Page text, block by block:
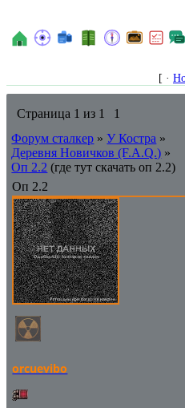
N
[ ·
Страница 1 из 1
1
Форум сталкер » У Костра »
Деревня Новичков (F.A.Q.) »
Оп 2.2 (где тут скачать оп 2.2)
Оп 2.2
orcuevibo